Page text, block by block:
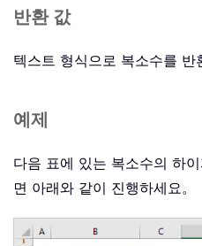
반환 값
텍스트 형식으로 복소수를 반
예제
다음 표에 있는 복소수의 하
면 아래와 같이 진행하세요。